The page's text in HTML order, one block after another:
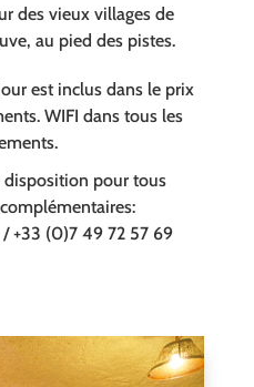
des vieux villages de
au pied des pistes.
est inclus dans le prix
WIFI dans tous les
disposition pour tous
+33 (0)7 49 72 57 69